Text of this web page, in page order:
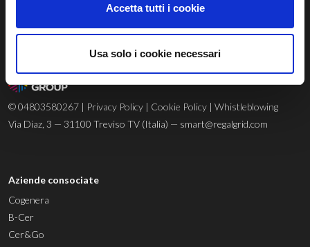
Accetta tutti i cookie
Usa solo i cookie necessari
technology providerinnovativo con sede a Treviso, nato
con lo scopo di sviluppare un sistema sostenibile, avanzato e
innovativo di gestione dell’energia rinnovabile.
© 04803580267 | Privacy Policy | Cookie Policy | Whistleblowing
Via Diaz, 3 — 31100 Treviso TV (Italia) — smart@regalgrid.com
Aziende consociate
Cogenera
B-Cer
Cer&Go